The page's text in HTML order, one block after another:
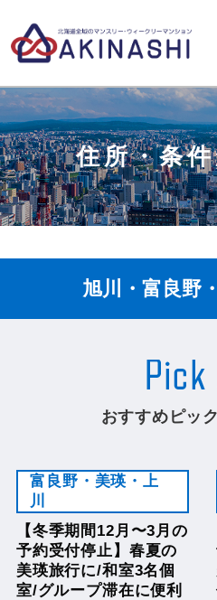
住所・条
旭川・富良野
おすすめピッ
富良野・美瑛・上
川
【冬季期間12月〜3月の
予約受付停止】春夏の
美瑛旅行に/和室3名個
室/グループ滞在に便利